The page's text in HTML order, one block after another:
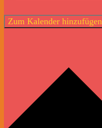
Zum Kalender hinzufügen